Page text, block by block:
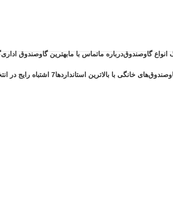
انواع گاوصندوقدرباره ماتماس با مابهترین گاوصندوق اداری
خانگی با بالاترین استانداردها7 اشتباه رایج در انتخاب و استفاده از گاوصندوق خانگی ضد حریق